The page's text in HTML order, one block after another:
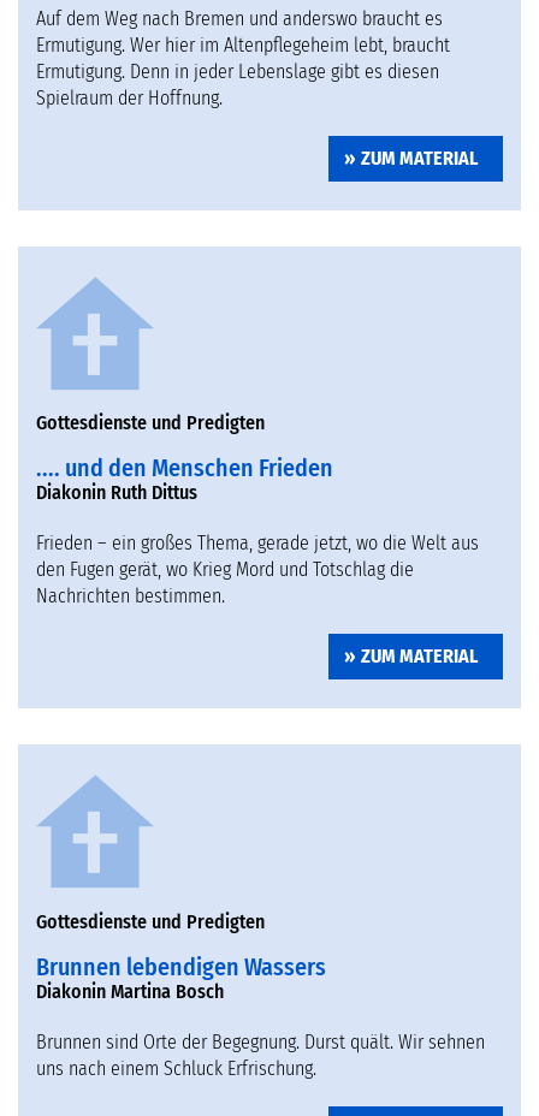
Auf dem Weg nach Bremen und anderswo braucht es
Ermutigung. Wer hier im Altenpflegeheim lebt, braucht
Ermutigung. Denn in jeder Lebenslage gibt es diesen
Spielraum der Hoffnung.
ZUM MATERIAL
Gottesdienste und Predigten
.... und den Menschen Frieden
Diakonin Ruth Dittus
Frieden – ein großes Thema, gerade jetzt, wo die Welt aus
den Fugen gerät, wo Krieg Mord und Totschlag die
Nachrichten bestimmen.
ZUM MATERIAL
Gottesdienste und Predigten
Brunnen lebendigen Wassers
Diakonin Martina Bosch
Brunnen sind Orte der Begegnung. Durst quält. Wir sehnen
uns nach einem Schluck Erfrischung.